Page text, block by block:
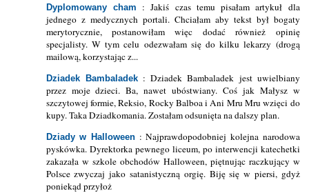
Dyplomowany cham
: Jakiś czas temu pisałam artykuł dla
jednego z medycznych portali. Chciałam aby tekst był bogaty
merytorycznie, postanowiłam więc dodać również opinię
specjalisty. W tym celu odezwałam się do kilku lekarzy (drogą
mailową, korzystając z...
Dziadek Bambaladek: Dziadek Bambaladek jest uwielbiany
przez moje dzieci. Ba, nawet ubóstwiany. Coś jak Małysz w
szczytowej formie, Reksio, Rocky Balboa i Ani Mru Mru wzięci do
kupy. Taka Dziadkomania. Zostałam odsunięta na dalszy plan.
Dziady w Halloween: Najprawdopodobniej kolejna narodowa
pyskówka. Dyrektorka pewnego liceum, po interwencji katechetki
zakazała w szkole obchodów Halloween, piętnując raczkujący w
Polsce zwyczaj jako satanistyczną orgię. Biję się w piersi, gdyż
poniekąd przyłoż